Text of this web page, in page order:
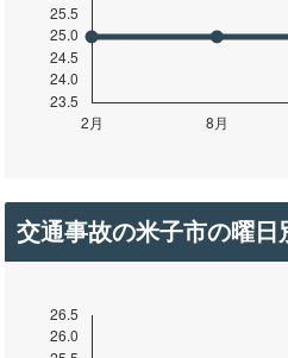
交通事故の米子市の曜日